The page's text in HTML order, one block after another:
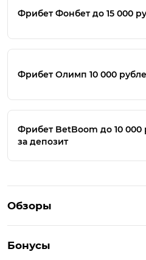
Фрибет Фонбет до 15 000
Фрибет Олимп 10 000
Фрибет BetBoom до 10 000
за депозит
Обзоры
BetBoom
Бонусы